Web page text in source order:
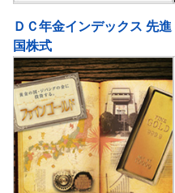
ＤＣ年金インデックス 先進
国株式